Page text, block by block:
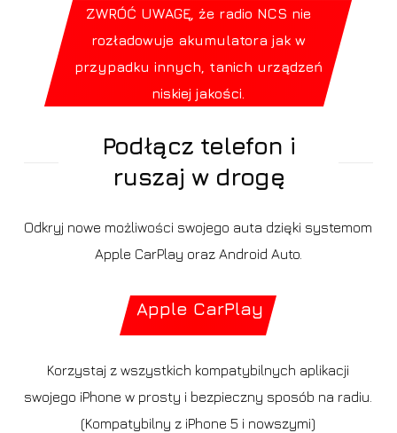
ZWRÓĆ UWAGĘ, że radio NCS nie
rozładowuje akumulatora jak w
przypadku innych, tanich urządzeń
niskiej jakości.
Podłącz telefon i
ruszaj w drogę
Odkryj nowe możliwości swojego auta dzięki systemom
Apple CarPlay oraz Android Auto.
Apple CarPlay
Korzystaj z wszystkich kompatybilnych aplikacji
swojego iPhone w prosty i bezpieczny sposób na radiu.
(Kompatybilny z iPhone 5 i nowszymi)